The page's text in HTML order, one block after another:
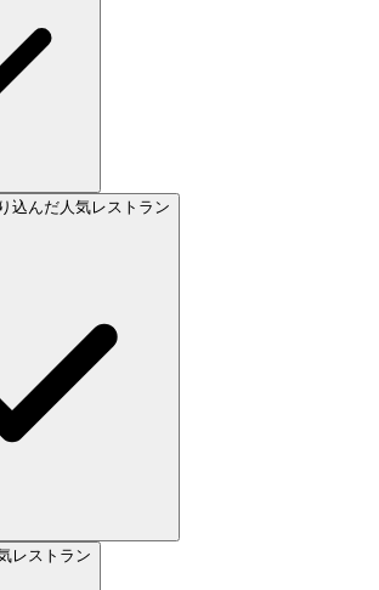
込んだ人気レストラン
レストラン